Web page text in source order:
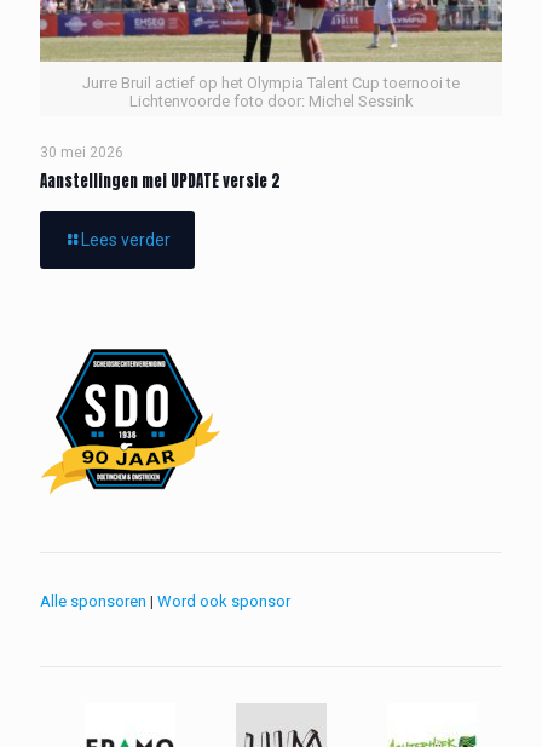
Jurre Bruil actief op het Olympia Talent Cup toernooi te
Lichtenvoorde foto door: Michel Sessink
30 mei 2026
Aanstellingen mei UPDATE versie 2
Lees verder
Alle sponsoren | Word ook sponsor